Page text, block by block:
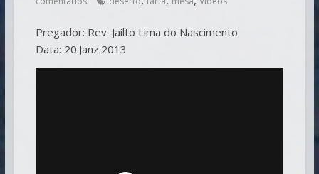
Pregador: Rev. Jailto Lima do Nascimento
Data: 20.Janz.2013